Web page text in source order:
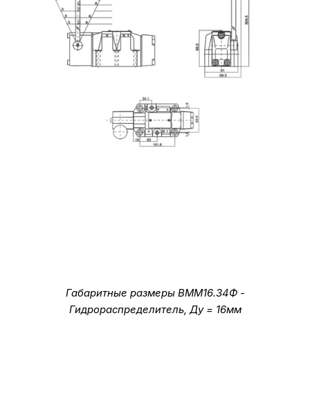
Габаритные размеры ВММ16.34Ф -
Гидрораспределитель, Ду = 16мм